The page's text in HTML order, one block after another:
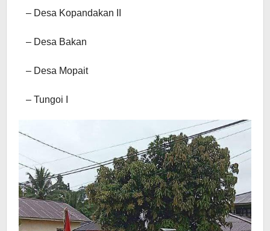
– Desa Kopandakan II
– Desa Bakan
– Desa Mopait
– Tungoi I